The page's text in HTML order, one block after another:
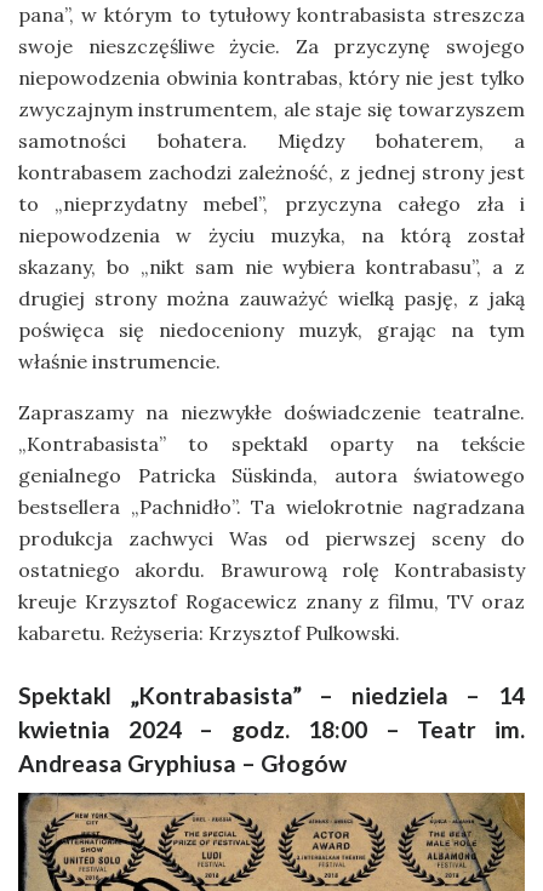
pana”, w którym to tytułowy kontrabasista streszcza
swoje nieszczęśliwe życie. Za przyczynę swojego
niepowodzenia obwinia kontrabas, który nie jest tylko
zwyczajnym instrumentem, ale staje się towarzyszem
samotności bohatera. Między bohaterem, a
kontrabasem zachodzi zależność, z jednej strony jest
to „nieprzydatny mebel”, przyczyna całego zła i
niepowodzenia w życiu muzyka, na którą został
skazany, bo „nikt sam nie wybiera kontrabasu”, a z
drugiej strony można zauważyć wielką pasję, z jaką
poświęca się niedoceniony muzyk, grając na tym
właśnie instrumencie.
Zapraszamy na niezwykłe doświadczenie teatralne.
„Kontrabasista” to spektakl oparty na tekście
genialnego Patricka Süskinda, autora światowego
bestsellera „Pachnidło”. Ta wielokrotnie nagradzana
produkcja zachwyci Was od pierwszej sceny do
ostatniego akordu. Brawurową rolę Kontrabasisty
kreuje Krzysztof Rogacewicz znany z filmu, TV oraz
kabaretu. Reżyseria: Krzysztof Pulkowski.
Spektakl „Kontrabasista” – niedziela – 14
kwietnia 2024 – godz. 18:00 – Teatr im.
Andreasa Gryphiusa – Głogów